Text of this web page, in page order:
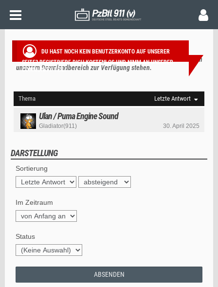
DU HAST NOCH KEIN BENUTZERKONTO AUF UNSERER
SEITE?REGISTRIERE DICH KOSTENLOSUND NIMM AN UNSERER
COMMUNITY TEIL!
NEUE DOWNLOADS
Hier werden automatisch Beiträge erstellt sobald neue Downloads in
unserem Downloadbereich zur Verfügung stehen.
Thema Letzte Antwort
Ulan / Puma Engine Sound
Gladiator(911) 30. April 2025
DARSTELLUNG
Sortierung
Im Zeitraum
Status